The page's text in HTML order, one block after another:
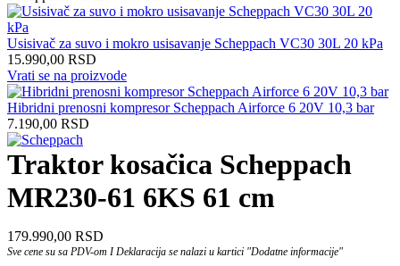
Usisivač za suvo i mokro usisavanje Scheppach VC30 30L 20 kPa
15.990,00 RSD
Vrati se na proizvode
Hibridni prenosni kompresor Scheppach Airforce 6 20V 10,3 bar
7.190,00 RSD
Traktor kosačica Scheppach
MR230-61 6KS 61 cm
179.990,00 RSD
Sve cene su sa PDV-om I Deklaracija se nalazi u kartici "Dodatne informacije"